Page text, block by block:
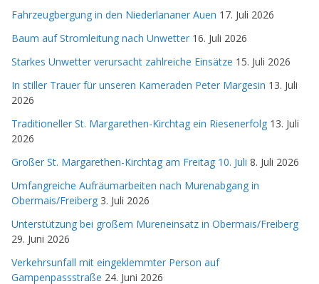
Fahrzeugbergung in den Niederlananer Auen 17. Juli 2026
Baum auf Stromleitung nach Unwetter 16. Juli 2026
Starkes Unwetter verursacht zahlreiche Einsätze 15. Juli 2026
In stiller Trauer für unseren Kameraden Peter Margesin 13. Juli
2026
Traditioneller St. Margarethen-Kirchtag ein Riesenerfolg 13. Juli
2026
Großer St. Margarethen-Kirchtag am Freitag 10. Juli 8. Juli 2026
Umfangreiche Aufräumarbeiten nach Murenabgang in
Obermais/Freiberg 3. Juli 2026
Unterstützung bei großem Mureneinsatz in Obermais/Freiberg
29. Juni 2026
Verkehrsunfall mit eingeklemmter Person auf
Gampenpassstraße 24. Juni 2026